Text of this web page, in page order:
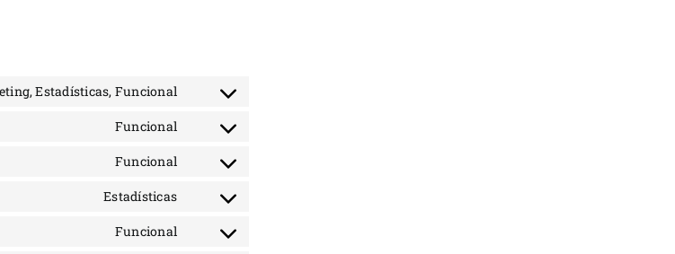
Estadísticas, Funcional
Consent
addthis
Funcional
Consent
wordpress
Funcional
Consent
wordfence
Estadísticas
Consent
Funcional
Consent